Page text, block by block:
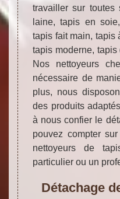
travailler sur
laine, tapis en
tapis fait main, tapis
tapis moderne, tapis
Nos nettoyeurs
nécessaire de
plus, nous
des produits
à nous confier le
pouvez compter
nettoyeurs de
particulier ou un
Détachage